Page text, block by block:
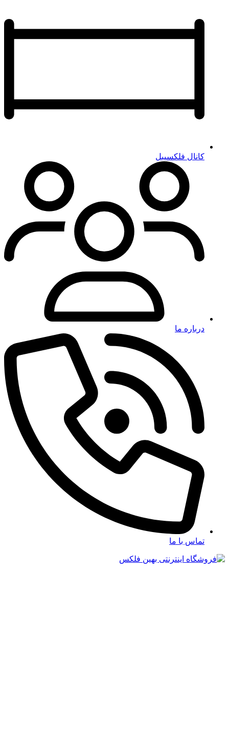
کانال فلکسیبل
درباره ما
تماس با ما